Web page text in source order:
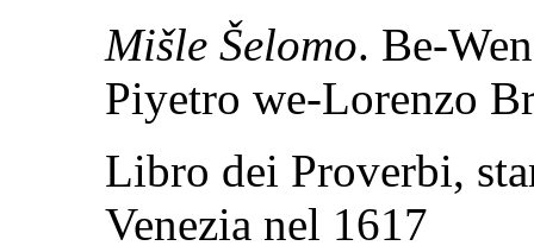
Mišle Šelomo. Be-
Piyetro we-Lorenzo
Libro dei Proverbi,
Venezia nel 1617